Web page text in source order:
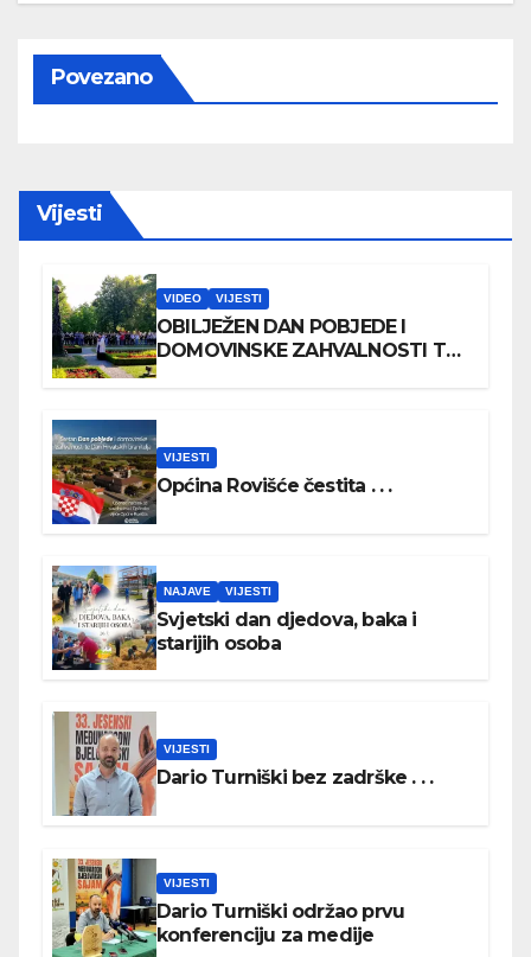
Povezano
Vijesti
VIDEO VIJESTI
OBILJEŽEN DAN POBJEDE I
DOMOVINSKE ZAHVALNOSTI TE
VIJESTI
Općina Rovišće čestita . . .
NAJAVE VIJESTI
Svjetski dan djedova, baka i
starijih osoba
VIJESTI
Dario Turniški bez zadrške . . .
VIJESTI
Dario Turniški održao prvu
konferenciju za medije